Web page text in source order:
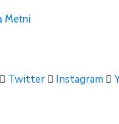
Metni
Twitter Instagram